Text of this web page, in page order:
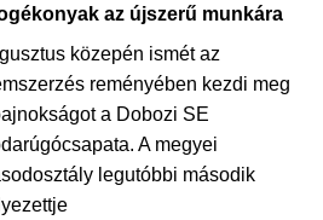
az újszerű munkára
közepén ismét az
reményében kezdi meg
a Dobozi SE
A megyei
legutóbbi második